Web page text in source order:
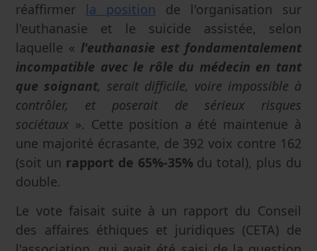
réaffirmer la position de l'organisation sur
l'euthanasie et le suicide assistée, selon
laquelle « l'euthanasie est fondamentalement
incompatible avec le rôle du médecin en tant
que soignant, serait difficile, voire impossible à
contrôler, et poserait de sérieux risques
sociétaux ». Cette position a été maintenue à
une majorité écrasante, de 392 voix contre 162
(soit un rapport de 65%-35% du total), plus du
double.
Le vote faisait suite à un rapport du Conseil
des affaires éthiques et juridiques (CETA) de